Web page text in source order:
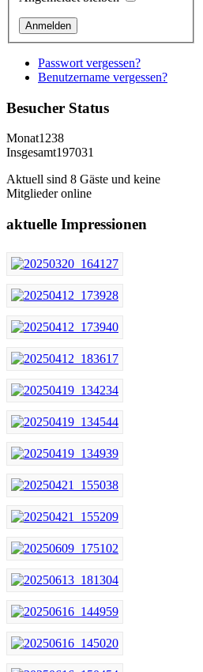
Passwort vergessen?
Benutzername vergessen?
Besucher Status
Monat1238
Insgesamt197031
Aktuell sind 8 Gäste und keine
Mitglieder online
aktuelle Impressionen